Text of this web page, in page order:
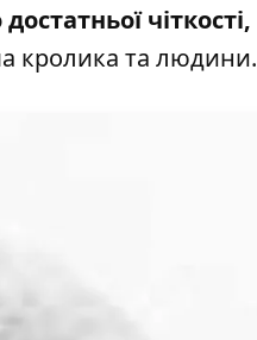
чіткості,
кролика та людини.